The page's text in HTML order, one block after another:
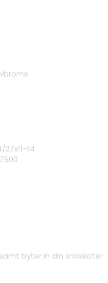
14
byter in din snöskoter